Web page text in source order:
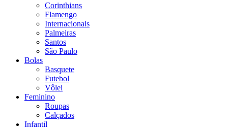
Corinthians
Flamengo
Internacionais
Palmeiras
Santos
São Paulo
Bolas
Basquete
Futebol
Vôlei
Feminino
Roupas
Calçados
Infantil